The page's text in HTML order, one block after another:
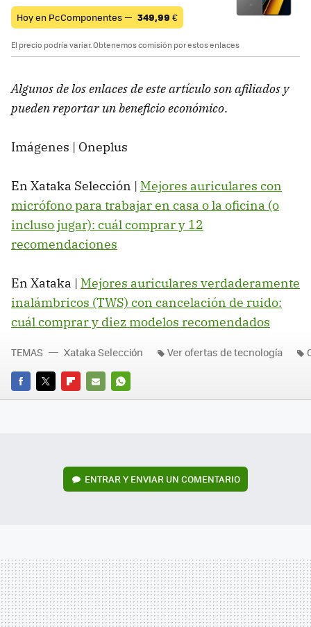
Hoy en PcComponentes — 349,99 €
El precio podría variar. Obtenemos comisión por estos enlaces
Algunos de los enlaces de este artículo son afiliados y
pueden reportar un beneficio económico.
Imágenes | Oneplus
En Xataka Selección | Mejores auriculares con
micrófono para trabajar en casa o la oficina (o
incluso jugar): cuál comprar y 12
recomendaciones
En Xataka | Mejores auriculares verdaderamente
inalámbricos (TWS) con cancelación de ruido:
cuál comprar y diez modelos recomendados
FACEBOOK
TWITTERFLIPBOARD
E-
WHATSAPP
TEMAS Xataka Selección Ver ofertas de tecnología
ENTRAR Y ENVIAR UN COMENTARIO